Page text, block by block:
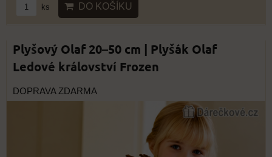
ks DO KOŠÍKU
Plyšový Olaf 20–50 cm | Plyšák Olaf
Ledové království Frozen
DOPRAVA ZDARMA